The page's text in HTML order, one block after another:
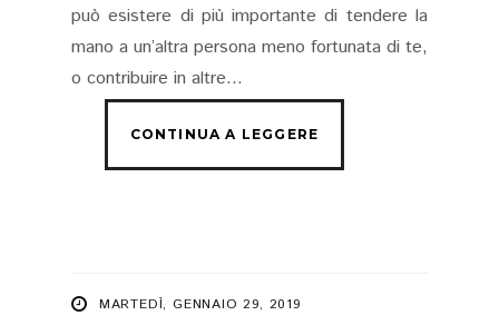
può esistere di più importante di tendere la
mano a un’altra persona meno fortunata di te,
o contribuire in altre...
MARTEDÌ, GENNAIO 29, 2019